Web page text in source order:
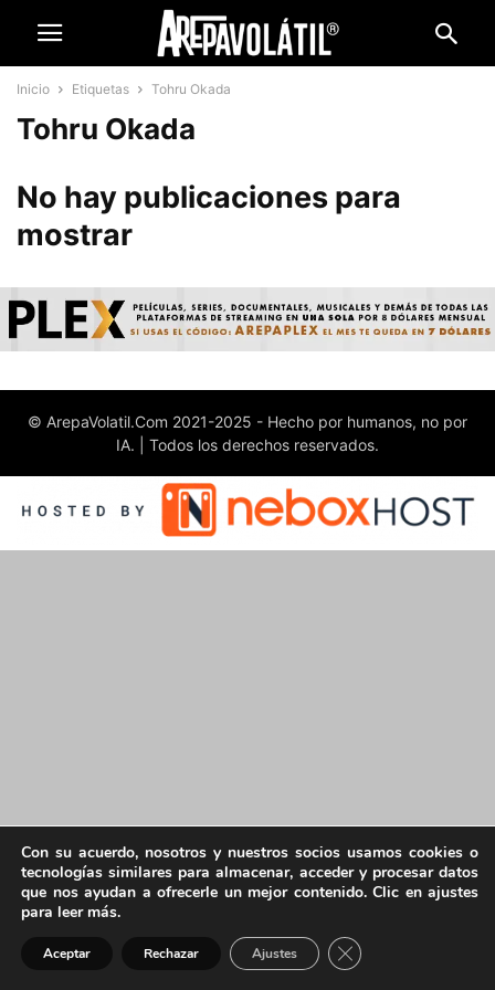
Inicio Etiquetas Tohru Okada
Tohru Okada
No hay publicaciones para
mostrar
© ArepaVolatil.Com 2021-2025 - Hecho por humanos, no por
IA. | Todos los derechos reservados.
Con su acuerdo, nosotros y nuestros socios usamos cookies o
tecnologías similares para almacenar, acceder y procesar datos
que nos ayudan a ofrecerle un mejor contenido. Clic en ajustes
para leer más.
Aceptar Rechazar Ajustes Cerrar el banner de